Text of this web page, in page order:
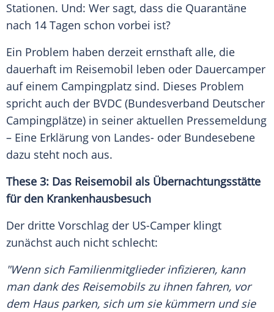
Stationen. Und: Wer sagt, dass die Quarantäne
nach 14 Tagen schon vorbei ist?
Ein Problem haben derzeit ernsthaft alle, die
dauerhaft im Reisemobil leben oder Dauercamper
auf einem Campingplatz sind. Dieses Problem
spricht auch der BVDC (Bundesverband Deutscher
Campingplätze) in seiner aktuellen Pressemeldung
– Eine Erklärung von Landes- oder Bundesebene
dazu steht noch aus.
These 3: Das Reisemobil als Übernachtungsstätte
für den Krankenhausbesuch
Der dritte Vorschlag der US-Camper klingt
zunächst auch nicht schlecht:
"Wenn sich Familienmitglieder infizieren, kann
man dank des Reisemobilszu ihnen fahren, vor
dem Haus parken, sich um sie kümmern und sie